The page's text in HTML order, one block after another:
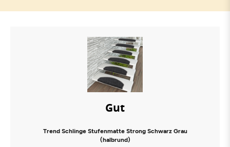
Gut
Trend Schlinge Stufenmatte Strong Schwarz Grau
(halbrund)